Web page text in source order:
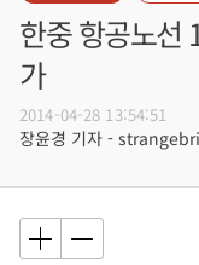
한중 항공노선
가
2014-04-28 13:54:51
장윤경 기자 -